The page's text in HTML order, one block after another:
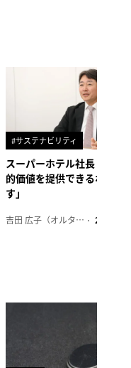
#サステナビリティ
スーパーホテル社長「地域
的価値を提供できるホテル
す」
吉田 広子（オルタナ輪番編集長） 2026年6